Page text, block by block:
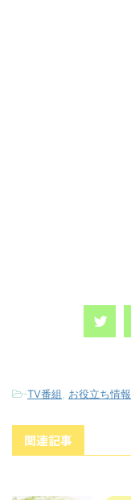
-TV番組 お役立ち情報
関連記事